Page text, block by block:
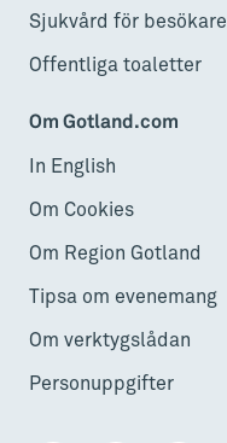
Sjukvård för besökare
Offentliga toaletter
Om Gotland.com
In English
Om Cookies
Om Region Gotland
Tipsa om evenemang
Om verktygslådan
Personuppgifter